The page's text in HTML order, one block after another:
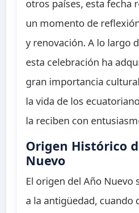
otros países, esta fecha
un momento de
y renovación. A lo largo
esta celebración ha
gran importancia
la vida de los
la reciben con
Origen Histórico
Nuevo
El origen del Año Nuevo
a la antigüedad, cuando